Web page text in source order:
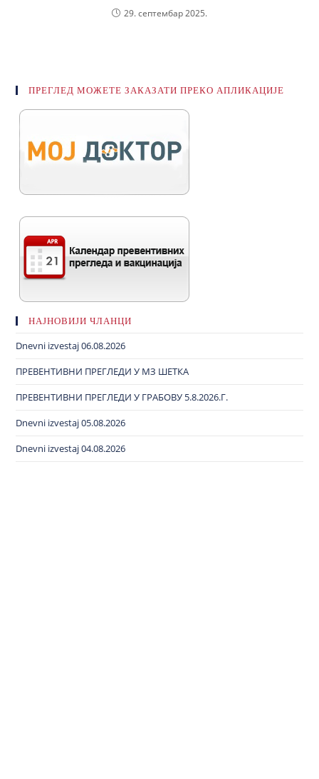
29. септембар 2025.
ПРЕГЛЕД МОЖЕТЕ ЗАКАЗАТИ ПРЕКО АПЛИКАЦИЈЕ
НАЈНОВИЈИ ЧЛАНЦИ
Dnevni izvestaj 06.08.2026
ПРЕВЕНТИВНИ ПРЕГЛЕДИ У МЗ ШЕТКА
ПРЕВЕНТИВНИ ПРЕГЛЕДИ У ГРАБОВУ 5.8.2026.Г.
Dnevni izvestaj 05.08.2026
Dnevni izvestaj 04.08.2026